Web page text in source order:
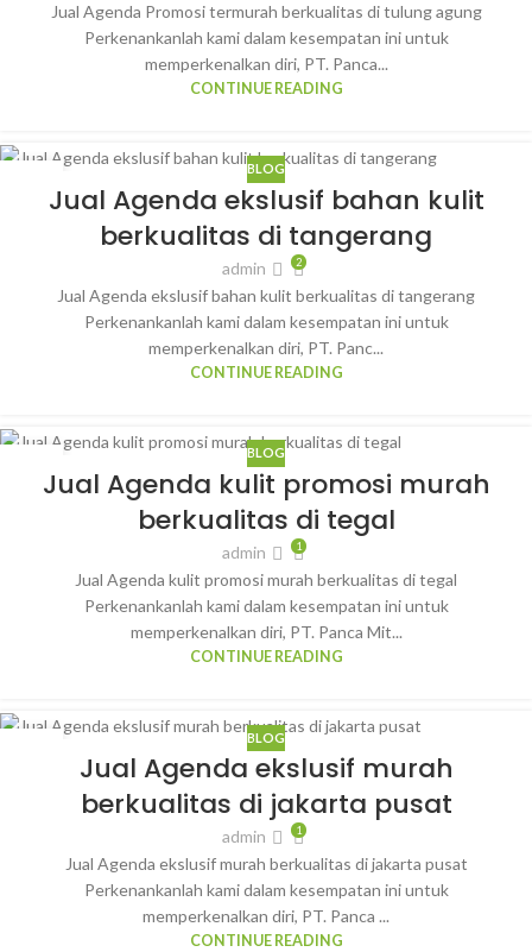
Jual Agenda Promosi termurah berkualitas di tulung agung
Perkenankanlah kami dalam kesempatan ini untuk
memperkenalkan diri, PT. Panca...
CONTINUE READING
BLOG
Jual Agenda ekslusif bahan kulit
berkualitas di tangerang
admin 2
Jual Agenda ekslusif bahan kulit berkualitas di tangerang
Perkenankanlah kami dalam kesempatan ini untuk
memperkenalkan diri, PT. Panc...
CONTINUE READING
JAN
BLOG
Jual Agenda kulit promosi murah
berkualitas di tegal
admin 1
Jual Agenda kulit promosi murah berkualitas di tegal
Perkenankanlah kami dalam kesempatan ini untuk
memperkenalkan diri, PT. Panca Mit...
CONTINUE READING
BLOG
Jual Agenda ekslusif murah
berkualitas di jakarta pusat
admin 1
Jual Agenda ekslusif murah berkualitas di jakarta pusat
Perkenankanlah kami dalam kesempatan ini untuk
memperkenalkan diri, PT. Panca ...
CONTINUE READING